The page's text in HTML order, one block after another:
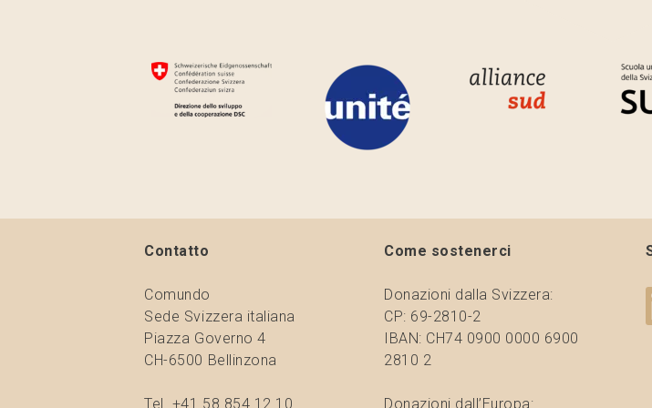
Contatto
Comundo
Sede Svizzera italiana
Piazza Governo 4
CH-6500 Bellinzona
Tel. +41 58 854 12 10
Come sostenerci
Donazioni dalla Svizzera:
CP: 69-2810-2
IBAN: CH74 0900 0000 6900
2810 2
Donazioni dall’Europa: